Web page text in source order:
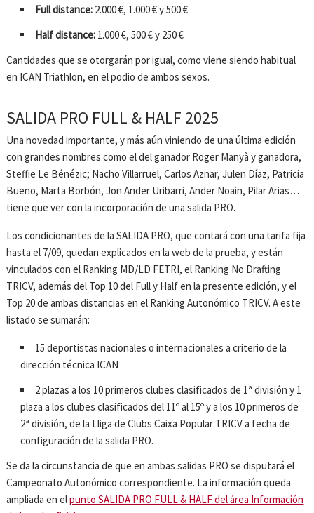
Full distance: 2.000 €, 1.000 € y 500 €
Half distance: 1.000 €, 500 € y 250 €
Cantidades que se otorgarán por igual, como viene siendo habitual
en ICAN Triathlon, en el podio de ambos sexos.
SALIDA PRO FULL & HALF 2025
Una novedad importante, y más aún viniendo de una última edición
con grandes nombres como el del ganador Roger Manyà y ganadora,
Steffie Le Bénézic; Nacho Villarruel, Carlos Aznar, Julen Díaz, Patricia
Bueno, Marta Borbón, Jon Ander Uribarri, Ander Noain, Pilar Arias…
tiene que ver con la incorporación de una salida PRO.
Los condicionantes de la SALIDA PRO, que contará con una tarifa fija
hasta el 7/09, quedan explicados en la web de la prueba, y están
vinculados con el Ranking MD/LD FETRI, el Ranking No Drafting
TRICV, además del Top 10 del Full y Half en la presente edición, y el
Top 20 de ambas distancias en el Ranking Autonómico TRICV. A este
listado se sumarán:
15 deportistas nacionales o internacionales a criterio de la
dirección técnica ICAN
2 plazas a los 10 primeros clubes clasificados de 1ª división y 1
plaza a los clubes clasificados del 11º al 15º y a los 10 primeros de
2ª división, de la Lliga de Clubs Caixa Popular TRICV a fecha de
configuración de la salida PRO.
Se da la circunstancia de que en ambas salidas PRO se disputará el
Campeonato Autonómico correspondiente. La información queda
ampliada en elpunto SALIDA PRO FULL & HALF del área Información